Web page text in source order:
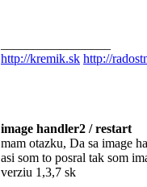
http://kremik.sk http://
image handler2 / restart
mam otazku, Da sa image
asi som to posral tak som
verziu 1,3,7 sk